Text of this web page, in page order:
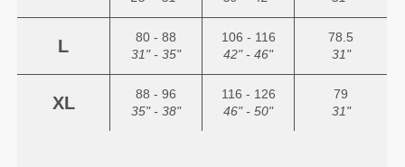
L
80 - 88
31" - 35"
106 - 116
42" - 46"
78.5
31"
XL
88 - 96
35" - 38"
116 - 126
46" - 50"
79
31"